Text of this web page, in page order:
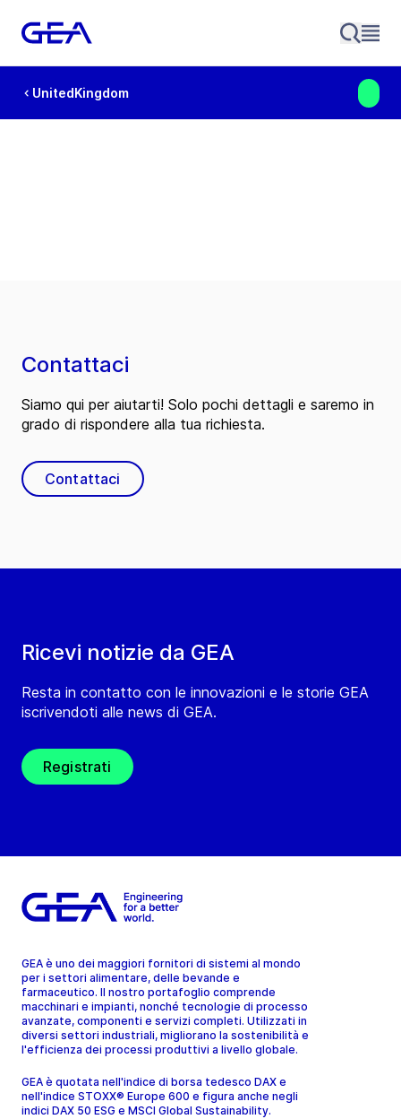
UnitedKingdom
Ricevi notizie da GEA
Resta in contatto con le innovazioni e le storie GEA
iscrivendoti alle news di GEA.
Registrati
Contattaci
Siamo qui per aiutarti! Solo pochi dettagli e saremo in
grado di rispondere alla tua richiesta.
Contattaci
GEA è uno dei maggiori fornitori di sistemi al mondo
per i settori alimentare, delle bevande e
farmaceutico. Il nostro portafoglio comprende
macchinari e impianti, nonché tecnologie di processo
avanzate, componenti e servizi completi. Utilizzati in
diversi settori industriali, migliorano la sostenibilità e
l'efficienza dei processi produttivi a livello globale.
GEA è quotata nell'indice di borsa tedesco DAX e
nell'indice STOXX® Europe 600 e figura anche negli
indici DAX 50 ESG e MSCI Global Sustainability.